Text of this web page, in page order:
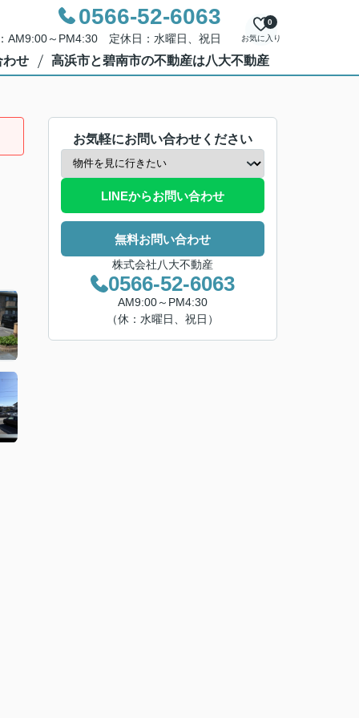
0566-52-6063
AM9:00～PM4:30 定休日：水曜日、祝日 お気に入り
0
わせ 高浜市と碧南市の不動産は八大不動産
お気軽にお問い合わせください
LINEからお問い合わせ
無料お問い合わせ
株式会社八大不動産
0566-52-6063
AM9:00～PM4:30
（休：水曜日、祝日）